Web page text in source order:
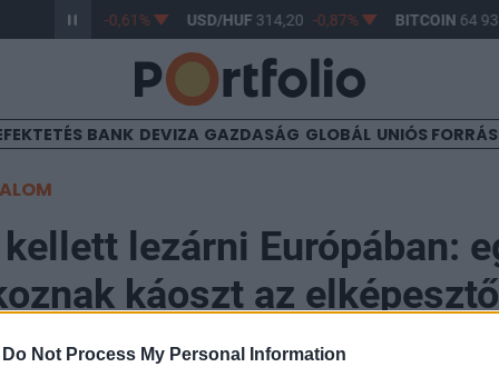
Do Not Process My Personal Information
363,17 -0,61% USD/HUF 314,20 -0,87% BITCOIN64
BANK DEVIZA GAZDASÁG GLOBÁL UNIÓS
lezárni Európában:
káoszt az